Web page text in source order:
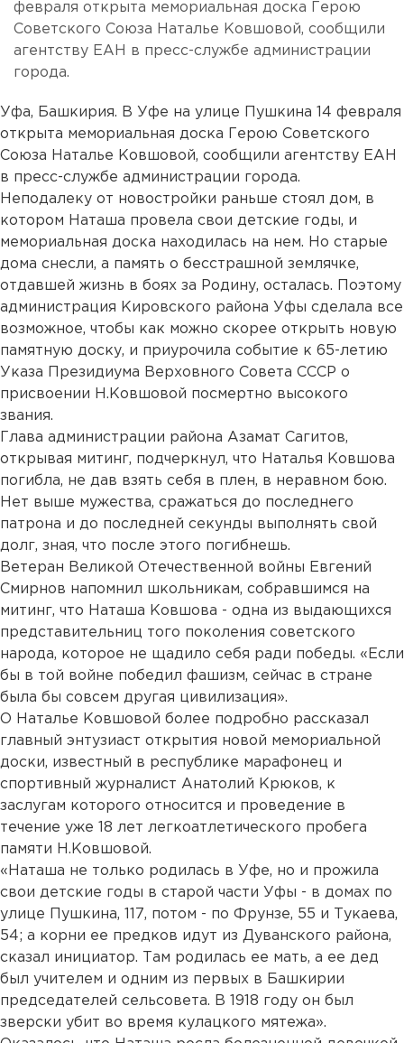
февраля открыта мемориальная доска Герою
Советского Союза Наталье Ковшовой, сообщили
агентству ЕАН в пресс-службе администрации
города.
Уфа, Башкирия. В Уфе на улице Пушкина 14 февраля
открыта мемориальная доска Герою Советского
Союза Наталье Ковшовой, сообщили агентству ЕАН
в пресс-службе администрации города.
Неподалеку от новостройки раньше стоял дом, в
котором Наташа провела свои детские годы, и
мемориальная доска находилась на нем. Но старые
дома снесли, а память о бесстрашной землячке,
отдавшей жизнь в боях за Родину, осталась. Поэтому
администрация Кировского района Уфы сделала все
возможное, чтобы как можно скорее открыть новую
памятную доску, и приурочила событие к 65-летию
Указа Президиума Верховного Совета СССР о
присвоении Н.Ковшовой посмертно высокого
звания.
Глава администрации района Азамат Сагитов,
открывая митинг, подчеркнул, что Наталья Ковшова
погибла, не дав взять себя в плен, в неравном бою.
Нет выше мужества, сражаться до последнего
патрона и до последней секунды выполнять свой
долг, зная, что после этого погибнешь.
Ветеран Великой Отечественной войны Евгений
Смирнов напомнил школьникам, собравшимся на
митинг, что Наташа Ковшова - одна из выдающихся
представительниц того поколения советского
народа, которое не щадило себя ради победы. «Если
бы в той войне победил фашизм, сейчас в стране
была бы совсем другая цивилизация».
О Наталье Ковшовой более подробно рассказал
главный энтузиаст открытия новой мемориальной
доски, известный в республике марафонец и
спортивный журналист Анатолий Крюков, к
заслугам которого относится и проведение в
течение уже 18 лет легкоатлетического пробега
памяти Н.Ковшовой.
«Наташа не только родилась в Уфе, но и прожила
свои детские годы в старой части Уфы - в домах по
улице Пушкина, 117, потом - по Фрунзе, 55 и Тукаева,
54; а корни ее предков идут из Дуванского района,
сказал инициатор. Там родилась ее мать, а ее дед
был учителем и одним из первых в Башкирии
председателей сельсовета. В 1918 году он был
зверски убит во время кулацкого мятежа».